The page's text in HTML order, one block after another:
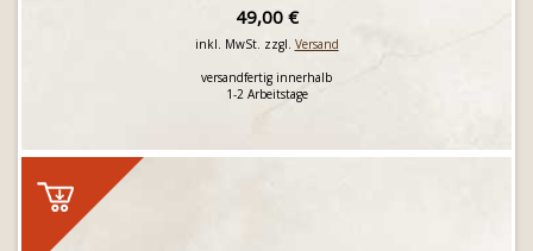
49,00 €
inkl. MwSt. zzgl. Versand
versandfertig innerhalb
1-2 Arbeitstage